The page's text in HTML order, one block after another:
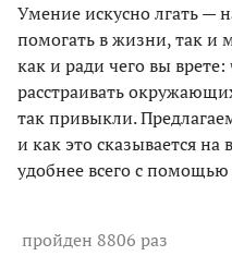
Умение искусно лгать —
помогать в жизни, так и
как и ради чего вы
расстраивать
так привыкли.
и как это сказывается
удобнее всего с
пройден 8806 раз